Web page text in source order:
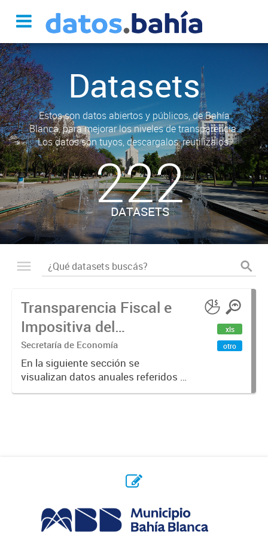
Datasets
Estos son datos abiertos y públicos, de Bahía
Blanca, para mejorar los niveles de transparencia.
Los datos son tuyos, descargalos, reutilizalos.
222
DATASETS
Transparencia Fiscal e
Impositiva del
Municipio. Año 2023
Secretaría de Economía
En la siguiente sección se
visualizan datos anuales referidos a
la transparencia fiscal e impositiva
xls
otro